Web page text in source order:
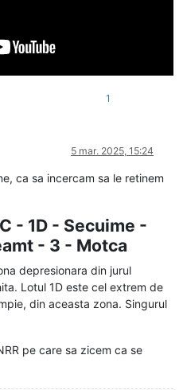
1
5 mar. 2025, 15:24
ca sa incercam sa le retinem
- 1D - Secuime -
- 3 - Motca
depresionara din jurul
Lotul 1D este cel extrem de
din aceasta zona. Singurul
pe care sa zicem ca se